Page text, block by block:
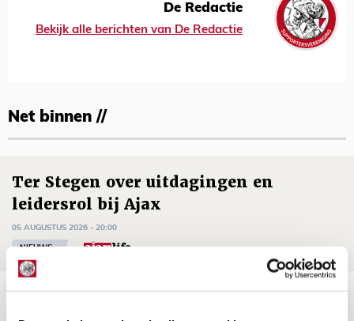
De Redactie
Bekijk alle berichten van De Redactie
Net binnen //
Ter Stegen over uitdagingen en
leidersrol bij Ajax
05 AUGUSTUS 2026 - 20:00
NIEUWS
Míchels elf: zie jij al rol voor